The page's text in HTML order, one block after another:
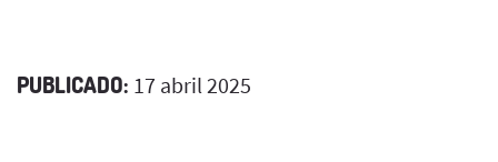
PUBLICADO: 17 abril 2025